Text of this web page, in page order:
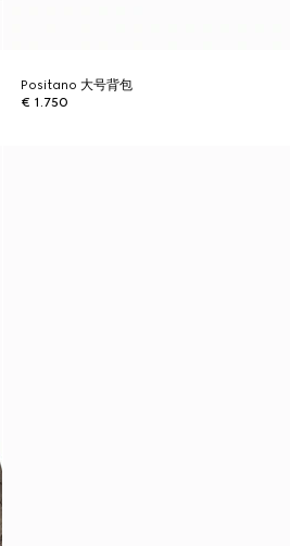
Positano 大号背包
€ 1.750